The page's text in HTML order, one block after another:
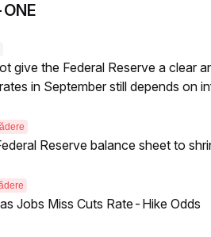
give the Federal Reserve a clear
in September still depends on
Reserve balance sheet to
Jobs Miss Cuts Rate-Hike Odds